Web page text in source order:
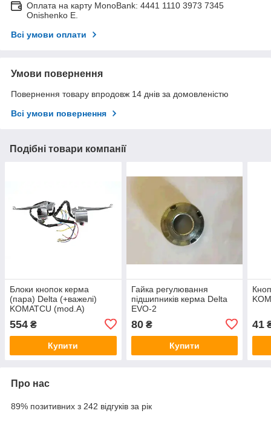
Оплата на карту MonoBank: 4441 1110 3973 7345
Onishenko E.
Всі умови оплати
Умови повернення
Повернення товару впродовж 14 днів за домовленістю
Всі умови повернення
Подібні товари компанії
Блоки кнопок керма
(пара) Delta (+важелі)
KOMATCU (mod.A)
554 ₴
Купити
Гайка регулювання
підшипників керма Delta
EVO-2
80₴
Купити
41
Про нас
89% позитивних з 242 відгуків за рік